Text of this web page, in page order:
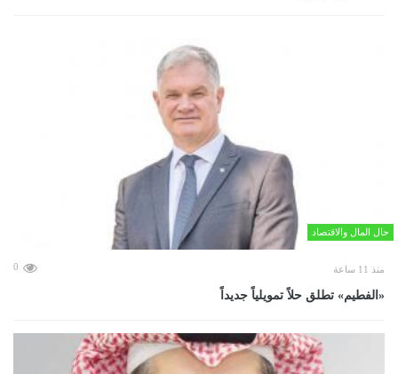
حال المال والاقتصاد
منذ 11 ساعة 0
«الفطيم» تطلق حلاً تمويلياً جديداً